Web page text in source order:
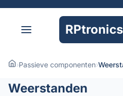
RPtronics
›Passieve componenten›
Weerstanden